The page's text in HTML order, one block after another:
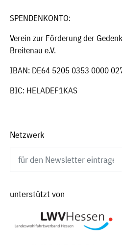
SPENDENKONTO:
Verein zur Förderung der
Breitenau e.V.
IBAN: DE64 5205 0353 0000
BIC: HELADEF1KAS
Netzwerk
Newsletter abonnieren
unterstützt von